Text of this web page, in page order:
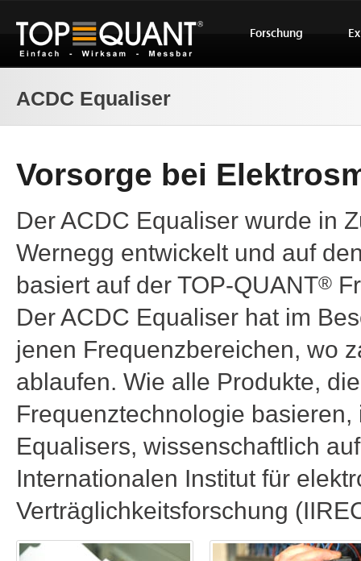
Forschung
ACDC Equaliser
Vorsorge bei
Der ACDC Equaliser wurde in
Wernegg entwickelt und auf
basiert auf der TOP-QUANT®
Der ACDC Equaliser hat im
jenen Frequenzbereichen, wo
ablaufen. Wie alle Produkte,
Frequenztechnologie
Equalisers, wissenschaftlich
Internationalen Institut für
Verträglichkeitsforschung